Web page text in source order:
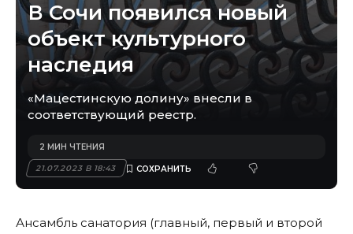
В Сочи появился новый
объект культурного
наследия
«Мацестинскую долину» внесли в
соответствующий реестр.
21.07.2023 В 18:43
2 МИН ЧТЕНИЯ
Ансамбль санатория (главный, первый и второй